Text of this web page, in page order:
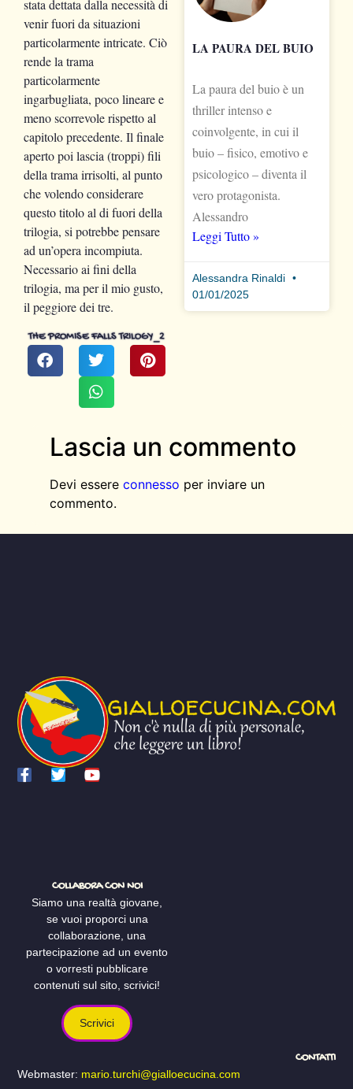
THE PROMISE FALLS TRILOGY_2
stata dettata dalla necessità di
venir fuori da situazioni
particolarmente intricate. Ciò
rende la trama
particolarmente
ingarbugliata, poco lineare e
meno scorrevole rispetto al
capitolo precedente. Il finale
aperto poi lascia (troppi) fili
della trama irrisolti, al punto
che volendo considerare
questo titolo al di fuori della
trilogia, si potrebbe pensare
ad un’opera incompiuta.
Necessario ai fini della
trilogia, ma per il mio gusto,
il peggiore dei tre.
LA PAURA DEL BUIO
La paura del buio è un
thriller intenso e
coinvolgente, in cui il
buio – fisico, emotivo e
psicologico – diventa il
vero protagonista.
Alessandro
Leggi Tutto »
Alessandra Rinaldi
01/01/2025
Lascia un commento
Devi essere connesso per inviare un
commento.
COLLABORA CON NOI
Siamo una realtà giovane,
se vuoi proporci una
collaborazione, una
partecipazione ad un evento
o vorresti pubblicare
contenuti sul sito, scrivici!
Scrivici
CONTATTI
Webmaster: mario.turchi@gialloecucina.com